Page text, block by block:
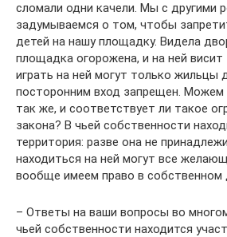
сломали одни качели. Мы с другими
задумываемся о том, чтобы
детей на нашу площадку. Видела
площадка огорожена, и на ней висит
играть на ней могут только жильцы
посторонним вход запрещен. Можем
так же, и соответствует ли такое
закона? В чьей собственности
территория: разве она не
находиться на ней могут все
вообще имеем право в собственном
– Ответы на ваши вопросы во
чьей собственности находится